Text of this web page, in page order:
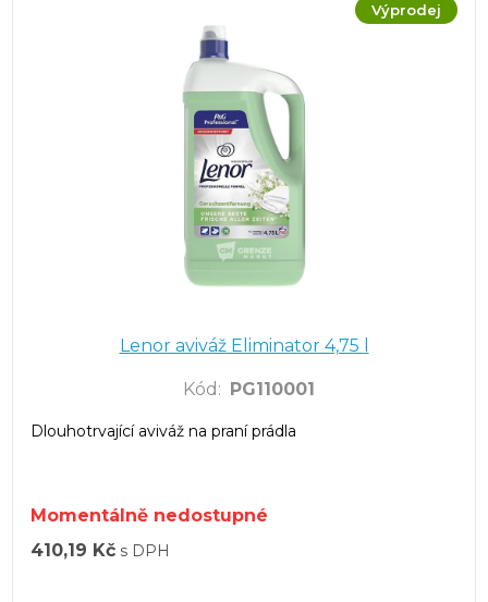
Výprodej
Kód : PG110001
Dlouhotrvající aviváž na praní prádla
Momentálně nedostupné
410,19 Kč s DPH